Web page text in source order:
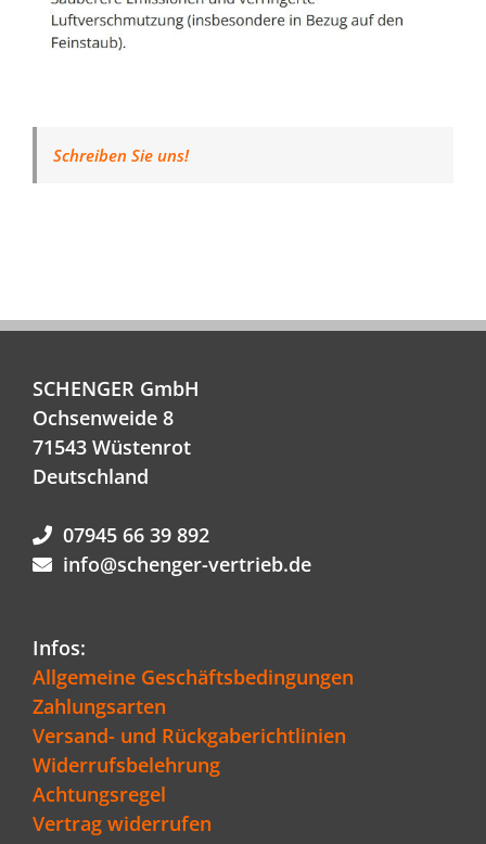
Schreiben Sie uns!
SCHENGER GmbH
Ochsenweide 8
71543 Wüstenrot
Deutschland
07945 66 39 892
info@schenger-vertrieb.de
Infos:
Allgemeine Geschäftsbedingungen
Zahlungsarten
Versand- und Rückgaberichtlinien
Widerrufsbelehrung
Achtungsregel
Vertrag widerrufen